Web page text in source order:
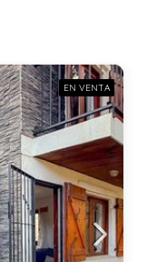
EN VENTA